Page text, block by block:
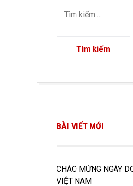
BÀI VIẾT MỚI
CHÀO MỪNG NGÀY
VIỆT NAM